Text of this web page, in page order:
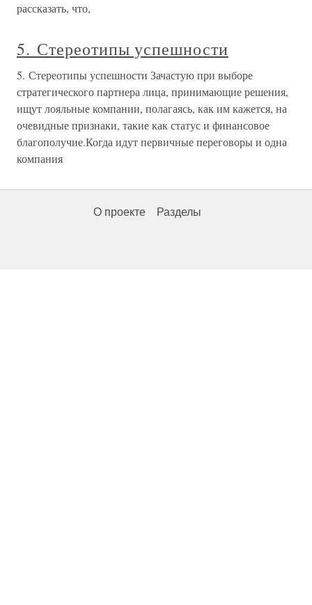
рассказать, что,
5. Стереотипы успешности
5. Стереотипы успешности Зачастую при выборе
стратегического партнера лица, принимающие решения,
ищут лояльные компании, полагаясь, как им кажется, на
очевидные признаки, такие как статус и финансовое
благополучие.Когда идут первичные переговоры и одна
компания
О проекте Разделы